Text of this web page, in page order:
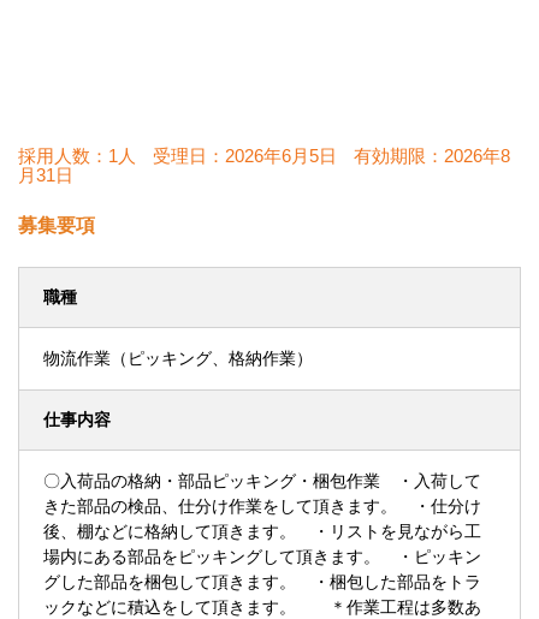
採用人数：1人 受理日： 2026年6月5日 有効期限： 2026年8
月31日
募集要項
職種
物流作業（ピッキング、格納作業）
仕事内容
〇入荷品の格納・部品ピッキング・梱包作業 ・入荷して
きた部品の検品、仕分け作業をして頂きます。 ・仕分け
後、棚などに格納して頂きます。 ・リストを見ながら工
場内にある部品をピッキングして頂きます。 ・ピッキン
グした部品を梱包して頂きます。 ・梱包した部品をトラ
ックなどに積込をして頂きます。 ＊作業工程は多数あ